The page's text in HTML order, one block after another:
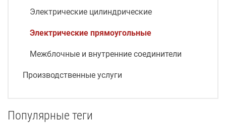
Электрические цилиндрические
Электрические прямоугольные
Межблочные и внутренние соединители
Производственные услуги
Популярные теги